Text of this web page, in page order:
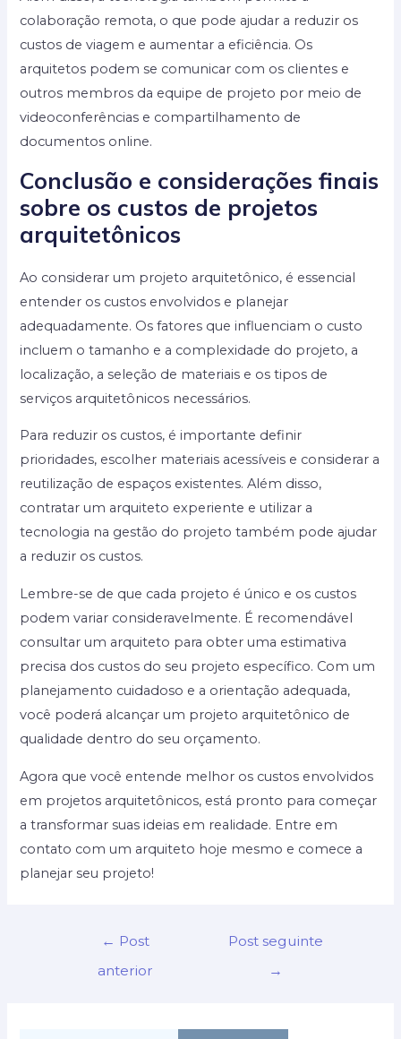
colaboração remota, o que pode ajudar a reduzir os
custos de viagem e aumentar a eficiência. Os
arquitetos podem se comunicar com os clientes e
outros membros da equipe de projeto por meio de
videoconferências e compartilhamento de
documentos online.
Conclusão e considerações finais
sobre os custos de projetos
arquitetônicos
Ao considerar um projeto arquitetônico, é essencial
entender os custos envolvidos e planejar
adequadamente. Os fatores que influenciam o custo
incluem o tamanho e a complexidade do projeto, a
localização, a seleção de materiais e os tipos de
serviços arquitetônicos necessários.
Para reduzir os custos, é importante definir
prioridades, escolher materiais acessíveis e considerar a
reutilização de espaços existentes. Além disso,
contratar um arquiteto experiente e utilizar a
tecnologia na gestão do projeto também pode ajudar
a reduzir os custos.
Lembre-se de que cada projeto é único e os custos
podem variar consideravelmente. É recomendável
consultar um arquiteto para obter uma estimativa
precisa dos custos do seu projeto específico. Com um
planejamento cuidadoso e a orientação adequada,
você poderá alcançar um projeto arquitetônico de
qualidade dentro do seu orçamento.
Agora que você entende melhor os custos envolvidos
em projetos arquitetônicos, está pronto para começar
a transformar suas ideias em realidade. Entre em
contato com um arquiteto hoje mesmo e comece a
planejar seu projeto!
Navegação
← Post
anterior
Post seguinte
→